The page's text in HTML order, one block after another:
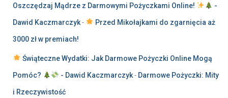
Oszczędzaj Mądrze z Darmowymi Pożyczkami Online! -
Dawid Kaczmarczyk- Przed Mikołajkami do zgarnięcia aż
3000 zł w premiach!
Świąteczne Wydatki: Jak Darmowe Pożyczki Online Mogą
Pomóc? - Dawid Kaczmarczyk- Darmowe Pożyczki: Mity
i Rzeczywistość